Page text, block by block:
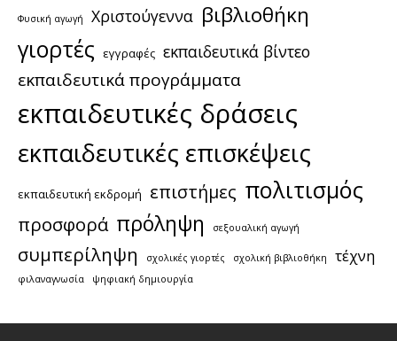
Φυσική αγωγή Χριστούγεννα βιβλιοθήκη
γιορτές εγγραφές εκπαιδευτικά βίντεο
εκπαιδευτικά προγράμματα
εκπαιδευτικές δράσεις
εκπαιδευτικές επισκέψεις
εκπαιδευτική εκδρομή επιστήμες πολιτισμός
προσφορά πρόληψη σεξουαλική αγωγή
συμπερίληψη σχολικές γιορτές σχολική βιβλιοθήκη τέχνη
φιλαναγνωσία ψηφιακή δημιουργία